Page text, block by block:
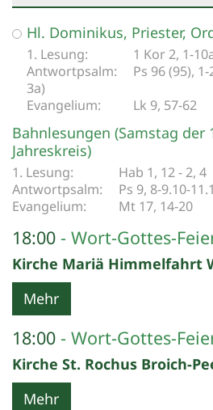
Datum: 8. August 2026
Hl. Dominikus, Priester,
1 Kor 2, 1-
Ps 96 (95),
3a)
Lk 9, 57-62
Bahnlesungen (Samstag der
Jahreskreis)
Hab 1, 12 - 2, 4
Ps 9, 8-9.10-
Mt 17, 14-20
18:00 Wort-Gottes-
Kirche Mariä Himmelfahrt
Mehr
18:00 Wort-Gottes-
Kirche St. Rochus Broich-
Mehr